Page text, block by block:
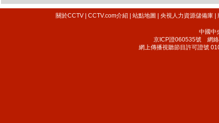
關於CCTV |CCTV.com介紹 |站點地圖 |央視人力資源儲備庫 |
中國中
京ICP證060535號 網絡
網上傳播視聽節目許可證號